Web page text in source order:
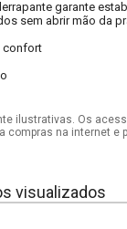
garante
sem abrir mão da
confort
ilustrativas. Os
compras na internet
visualizados